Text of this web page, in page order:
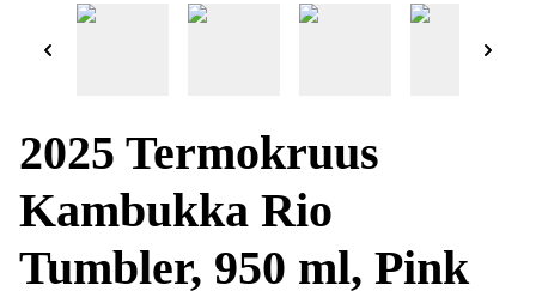
2025 Termokruus
Kambukka Rio
Tumbler, 950 ml, Pink